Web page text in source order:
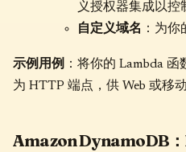
义授权器集成以控
自定义域名 ：为你
示例用例 ：将你的 Lambda
为 HTTP 端点，供 Web 或移
Amazon DynamoDB：